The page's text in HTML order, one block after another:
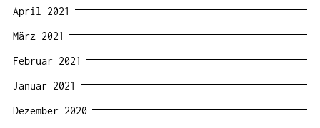
April 2021
März 2021
Februar 2021
Januar 2021
Dezember 2020